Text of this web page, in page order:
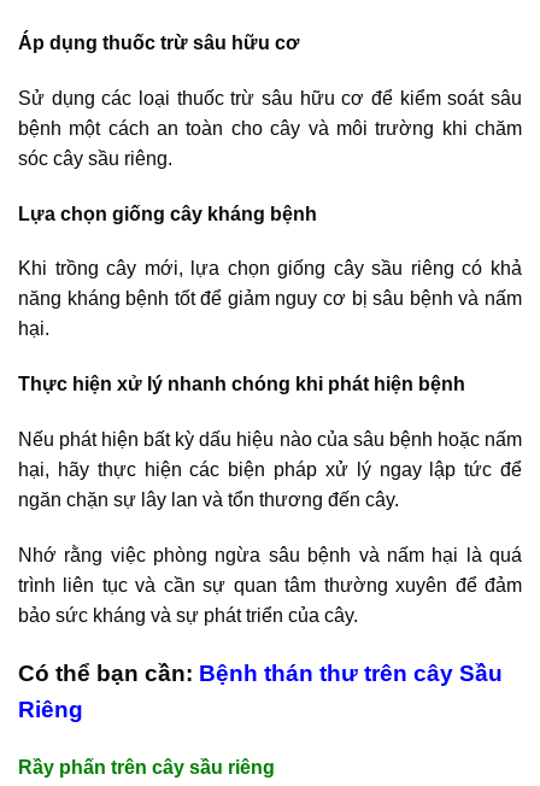
Áp dụng thuốc trừ sâu hữu cơ
Sử dụng các loại thuốc trừ sâu hữu cơ để kiểm soát sâu
bệnh một cách an toàn cho cây và môi trường khi chăm
sóc cây sầu riêng.
Lựa chọn giống cây kháng bệnh
Khi trồng cây mới, lựa chọn giống cây sầu riêng có khả
năng kháng bệnh tốt để giảm nguy cơ bị sâu bệnh và nấm
hại.
Thực hiện xử lý nhanh chóng khi phát hiện bệnh
Nếu phát hiện bất kỳ dấu hiệu nào của sâu bệnh hoặc nấm
hại, hãy thực hiện các biện pháp xử lý ngay lập tức để
ngăn chặn sự lây lan và tổn thương đến cây.
Nhớ rằng việc phòng ngừa sâu bệnh và nấm hại là quá
trình liên tục và cần sự quan tâm thường xuyên để đảm
bảo sức kháng và sự phát triển của cây.
Có thể bạn cần: Bệnh thán thư trên cây Sầu
Riêng
Rầy phấn trên cây sầu riêng